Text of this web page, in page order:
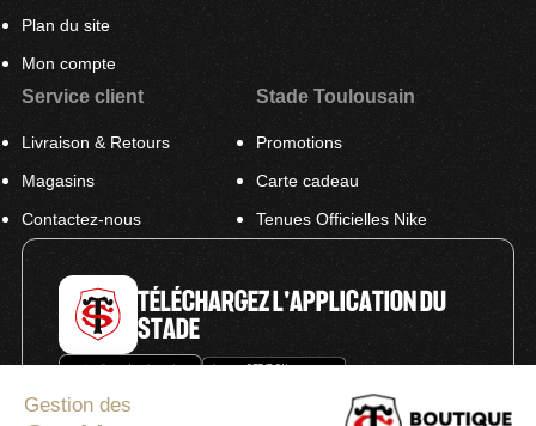
Gestion des
Plan du site
Mon compte
Service client
Livraison & Retours
Magasins
Contactez-nous
Stade Toulousain
Promotions
Carte cadeau
Tenues Officielles Nike
TÉLÉCHARGEZ L'APPLICATION DU
STADE